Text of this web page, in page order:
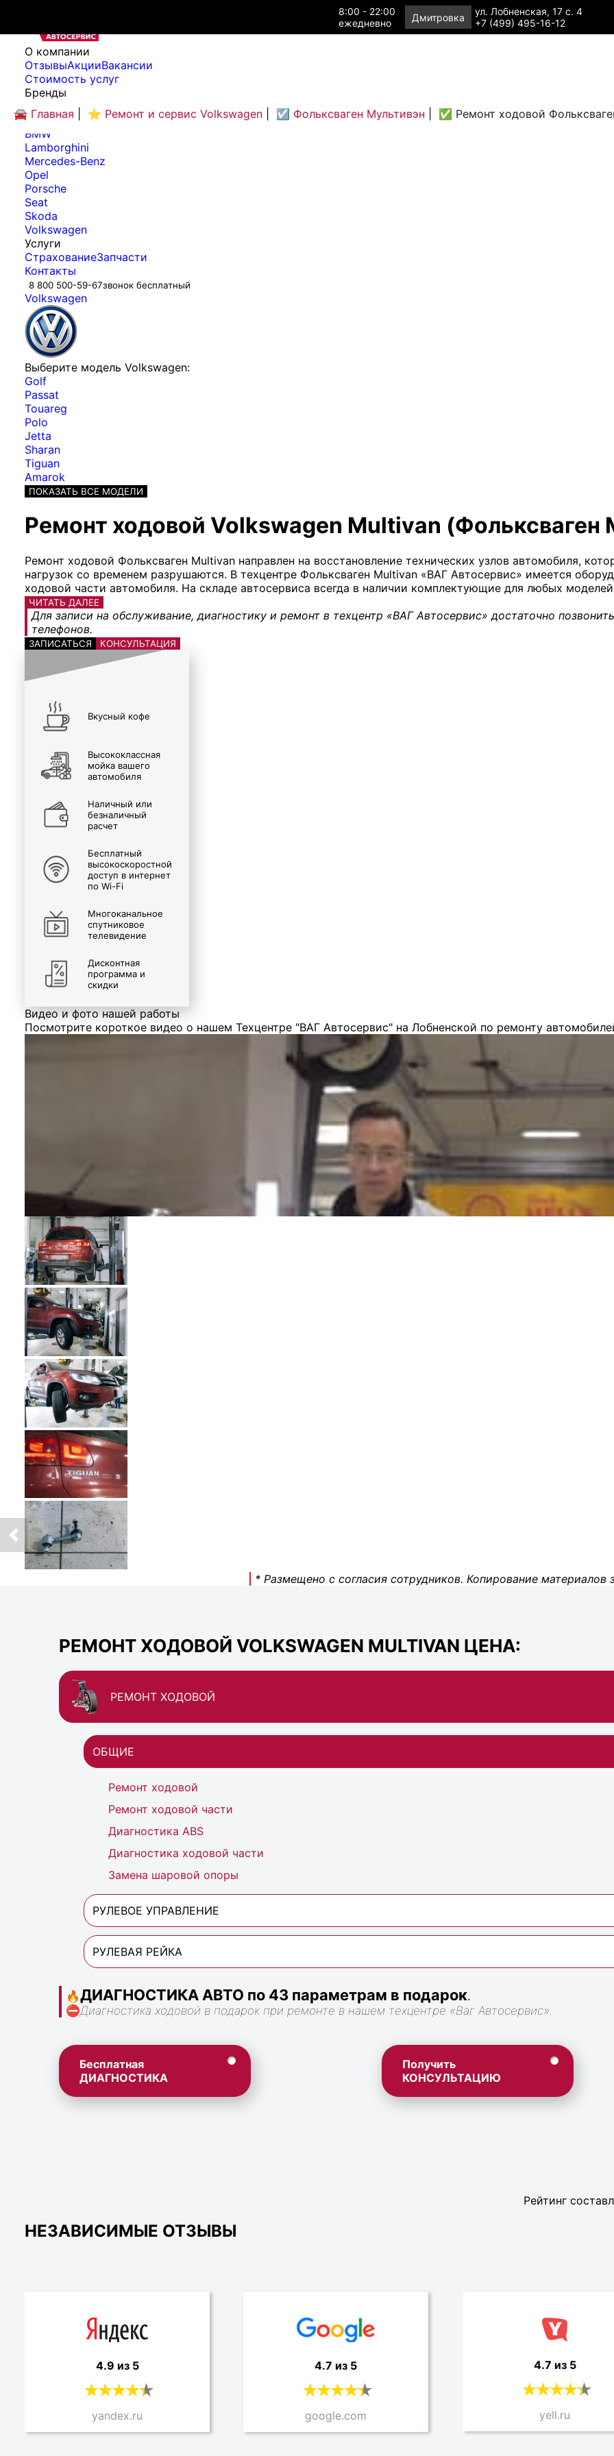
8:00 - 22:00
ежедневно
Дмитровка
ул. Лобненская, 17 с. 4
+7 (499) 495-16-12
O компании
ОтзывыАкцииВакансии
Cтоимость услуг
Бренды
Audi
Bentley
BMW
Lamborghini
Mercedes-Benz
Opel
Porsche
Seat
Skoda
Volkswagen
Услуги
СтрахованиеЗапчасти
Контакты
8 800 500-59-67звонок бесплатный
🚘 Главная ⭐ Ремонт и сервис Volkswagen ☑️ Фольксваген Мультивэн ✅ Ремонт ходовой
Volkswagen
Выберите модель Volkswagen:
Golf
Passat
Touareg
Polo
Jetta
Sharan
Tiguan
Amarok
ПОКАЗАТЬ ВСЕ МОДЕЛИ
Ремонт ходовой Volkswagen Multivan (Фольксваген
Ремонт ходовой Фольксваген Multivan направлен на восстановление технических узлов автомобиля,
нагрузок со временем разрушаются. В техцентре Фольксваген Multivan «ВАГ Автосервис» имеется
ходовой части автомобиля. На складе автосервиса всегда в наличии комплектующие для любых
ЧИТАТЬ ДАЛЕЕ
Для записи на обслуживание, диагностику и ремонт в техцентр «ВАГ Автосервис» достаточно
телефонов.
ЗАПИСАТЬСЯ КОНСУЛЬТАЦИЯ
Вкусный кофе
Высококлассная
мойка вашего
автомобиля
Наличный или
безналичный
расчет
Бесплатный
высокоскоростной
доступ в интернет
по Wi-Fi
Многоканальное
спутниковое
телевидение
Дисконтная
программа и
скидки
Видео и фото нашей работы
Посмотрите короткое видео о нашем Техцентре "ВАГ Автосервис" на Лобненской по ремонту
* Размещено с согласия сотрудников. Копирование материалов
РЕМОНТ ХОДОВОЙ VOLKSWAGEN MULTIVAN ЦЕНА:
РЕМОНТ ХОДОВОЙ
ОБЩИЕ
Ремонт ходовой
Ремонт ходовой части
Диагностика ABS
Диагностика ходовой части
Замена шаровой опоры
РУЛЕВОЕ УПРАВЛЕНИЕ
РУЛЕВАЯ РЕЙКА
🔥ДИАГНОСТИКА АВТО по 43 параметрам в подарок.
⛔Диагностика ходовой в подарок при ремонте в нашем техцентре «Ваг Автосервис».
Бесплатная
ДИАГНОСТИКА
Получить
КОНСУЛЬТАЦИЮ
Рейтинг
НЕЗАВИСИМЫЕ ОТЗЫВЫ
4.9 из 5
yandex.ru
4.7 из 5
google.com
4.7 из 5
yell.ru